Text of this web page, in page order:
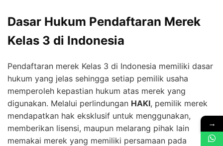
Dasar Hukum Pendaftaran Merek
Kelas 3 di Indonesia
Pendaftaran merek Kelas 3 di Indonesia memiliki dasar
hukum yang jelas sehingga setiap pemilik usaha
memperoleh kepastian hukum atas merek yang
digunakan. Melalui perlindungan HAKI, pemilik merek
mendapatkan hak eksklusif untuk menggunakan,
memberikan lisensi, maupun melarang pihak lain
memakai merek yang memiliki persamaan pada
→